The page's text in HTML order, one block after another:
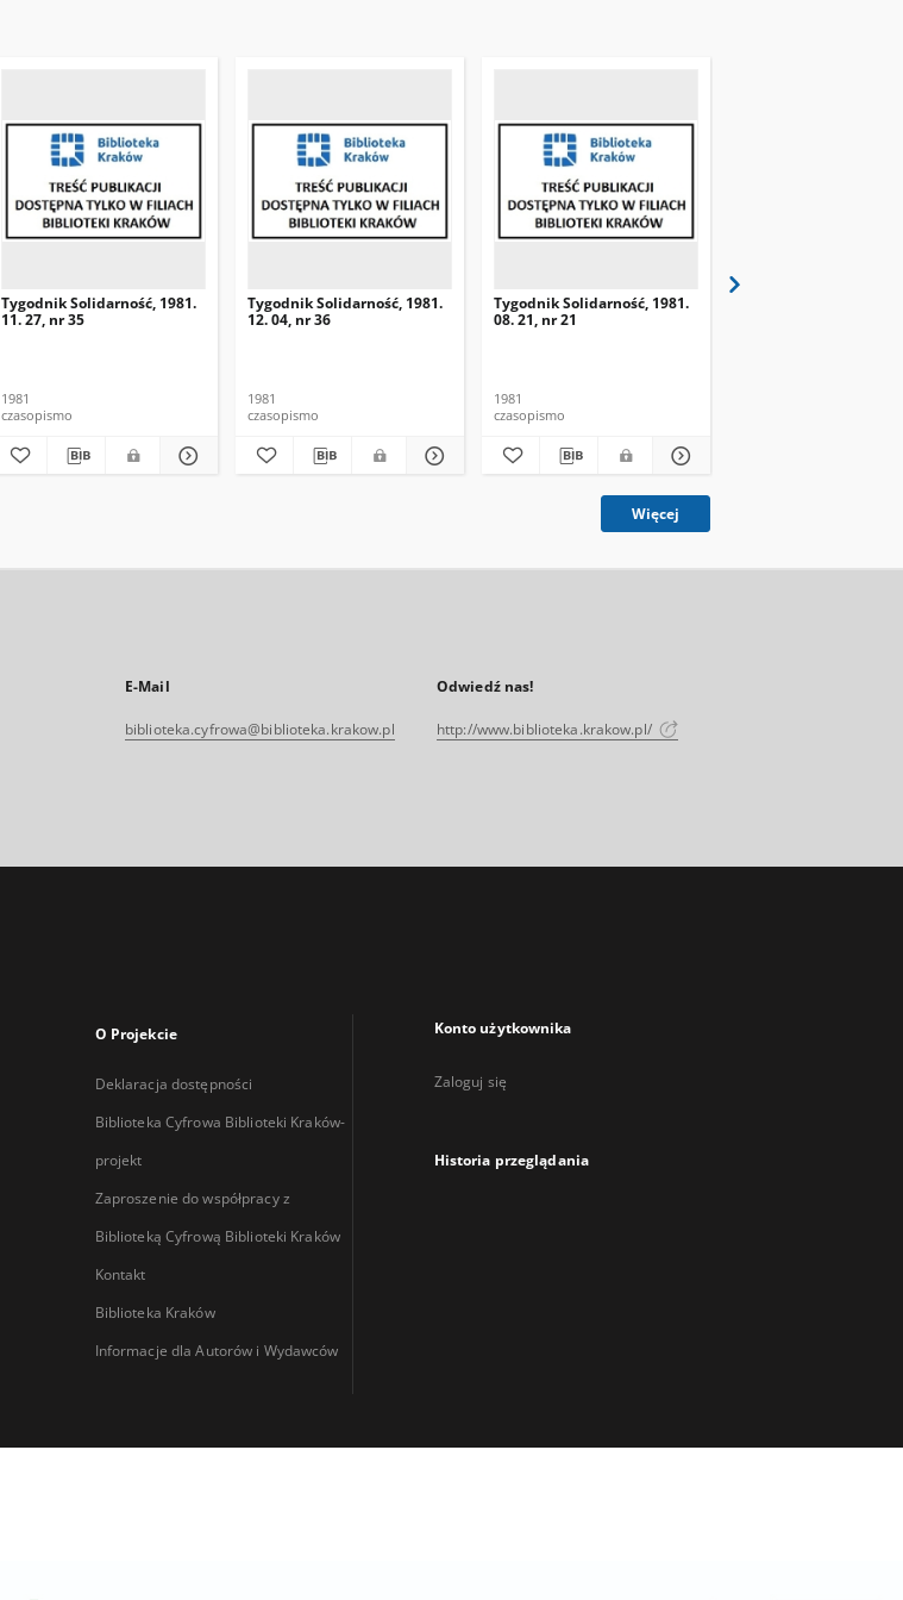
Tygodnik Solidarność, 1981.
11. 27, nr 35
1981
czasopismo
Tygodnik Solidarność, 1981.
12. 04, nr 36
1981
czasopismo
Tygodnik Solidarność, 1981.
08. 21, nr 21
1981
czasopismo
Więcej
E-Mail
biblioteka.cyfrowa@biblioteka.krakow.pl
Odwiedź nas!
http://www.biblioteka.krakow.pl/
O Projekcie
Deklaracja dostępności
Biblioteka Cyfrowa Biblioteki Kraków-
projekt
Zaproszenie do współpracy z
Biblioteką Cyfrową Biblioteki Kraków
Kontakt
Biblioteka Kraków
Informacje dla Autorów i Wydawców
Konto użytkownika
Zaloguj się
Historia przeglądania